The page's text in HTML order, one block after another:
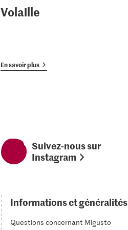
Volaille
En savoir plus
Suivez-nous sur
Instagram
Informations et généralités
Questions concernant Migusto